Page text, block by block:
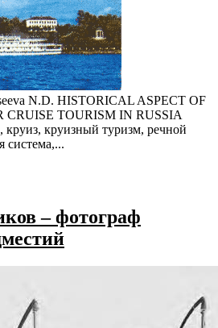
N.D. HISTORICAL ASPECT OF
TOURISM IN RUSSIA
круизный туризм, речной
система,...
– фотограф